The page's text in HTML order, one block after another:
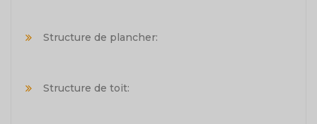
Structure de plancher:
Structure de toit: